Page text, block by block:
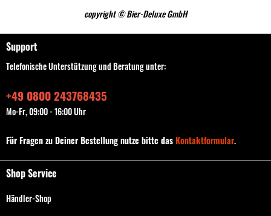
copyright © Bier-Deluxe GmbH
Support
Telefonische Unterstützung und Beratung unter:
+49 0800 243768435
Mo-Fr, 09:00 - 16:00 Uhr
Für Fragen zu Deiner Bestellung nutze bitte dasKontaktformular.
Shop Service
Händler-Shop